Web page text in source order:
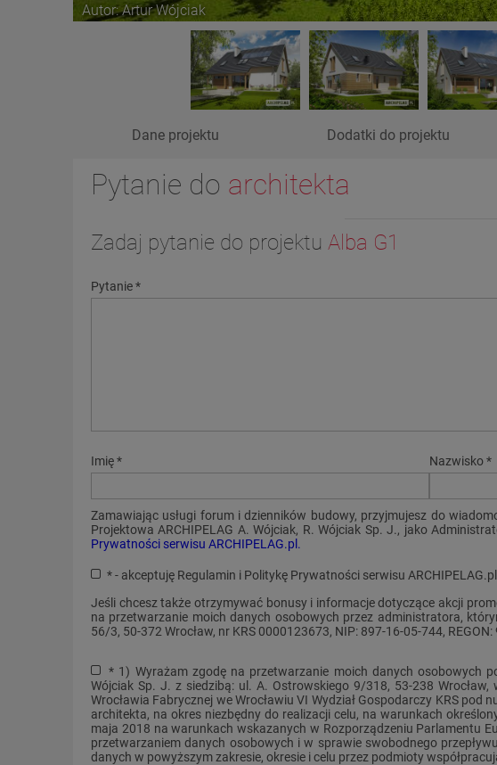
Autor: Artur Wójciak
Dane projektu Dodatki do projektu
Pytanie do architekta
Zadaj pytanie do projektu Alba G1
Pytanie *
Imię * Nazwisko *
Zamawiając usługi forum i dzienników budowy, przyjmujesz do
Projektowa ARCHIPELAG A. Wójciak, R. Wójciak Sp. J., jako
Prywatności serwisu ARCHIPELAG.pl.
* - akceptuję Regulamin i Politykę Prywatności serwisu ARCHIPELAG.pl
Jeśli chcesz także otrzymywać bonusy i informacje dotyczące akcji
na przetwarzanie moich danych osobowych przez administratora,
56/3, 50-372 Wrocław, nr KRS 0000123673, NIP: 897-16-05-744,
* 1) Wyrażam zgodę na przetwarzanie moich danych osobowych
Wójciak Sp. J. z siedzibą: ul. A. Ostrowskiego 9/318, 53-238
Wrocławia Fabrycznej we Wrocławiu VI Wydział Gospodarczy KRS
architekta, na okres niezbędny do realizacji celu, na warunkach
maja 2018 na warunkach wskazanych w Rozporządzeniu Parlamentu
przetwarzaniem danych osobowych i w sprawie swobodnego
danych w powyższym zakresie, okresie i celu przez podmioty